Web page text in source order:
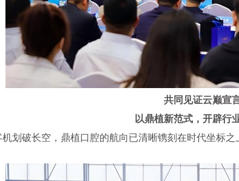
共同见证云巅宣
以鼎植新范式，开辟行
机划破长空，鼎植口腔的航向已清晰镌刻在时代坐